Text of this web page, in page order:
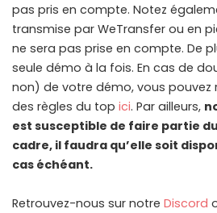
pas pris en compte. Notez
transmise par WeTransfer ou en
ne sera pas prise en compte. De
seule démo à la fois. En cas de
non) de votre démo, vous pouvez
des règles du top ici. Par ailleurs,
est susceptible de faire partie
cadre, il faudra qu’elle soit
cas échéant.
Retrouvez-nous sur notre Discord